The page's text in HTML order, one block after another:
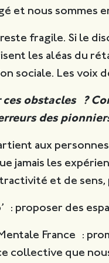
et nous sommes
fragile. Si le
les aléas du
sociale. Les voix
obstacles ?
des
aux
jamais les
et de
: proposer des
France :
collective que